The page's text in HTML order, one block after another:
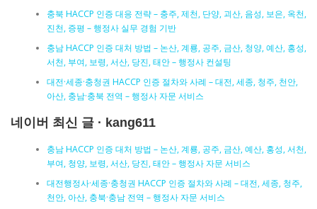
충북 HACCP 인증 대응 전략 – 충주, 제천, 단양, 괴산, 음성, 보은, 옥천,
진천, 증평 – 행정사 실무 경험 기반
충남 HACCP 인증 대처 방법 – 논산, 계룡, 공주, 금산, 청양, 예산, 홍성,
서천, 부여, 보령, 서산, 당진, 태안 – 행정사 컨설팅
대전·세종·충청권 HACCP 인증 절차와 사례 – 대전, 세종, 청주, 천안,
아산, 충남·충북 전역 – 행정사 자문 서비스
네이버 최신 글 · kang611
충남 HACCP 인증 대처 방법 – 논산, 계룡, 공주, 금산, 예산, 홍성, 서천,
부여, 청양, 보령, 서산, 당진, 태안 – 행정사 자문 서비스
대전행정사·세종·충청권 HACCP 인증 절차와 사례 – 대전, 세종, 청주,
천안, 아산, 충북·충남 전역 – 행정사 자문 서비스